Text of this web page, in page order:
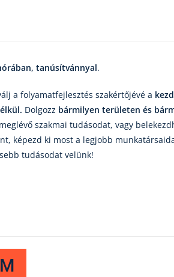
tanúsítvánnyal.
a folyamatfejlesztés szakértőjévé a
Dolgozz bármilyen területen és
szakmai tudásodat, vagy
képezd ki most a legjobb
tudásodat velünk!